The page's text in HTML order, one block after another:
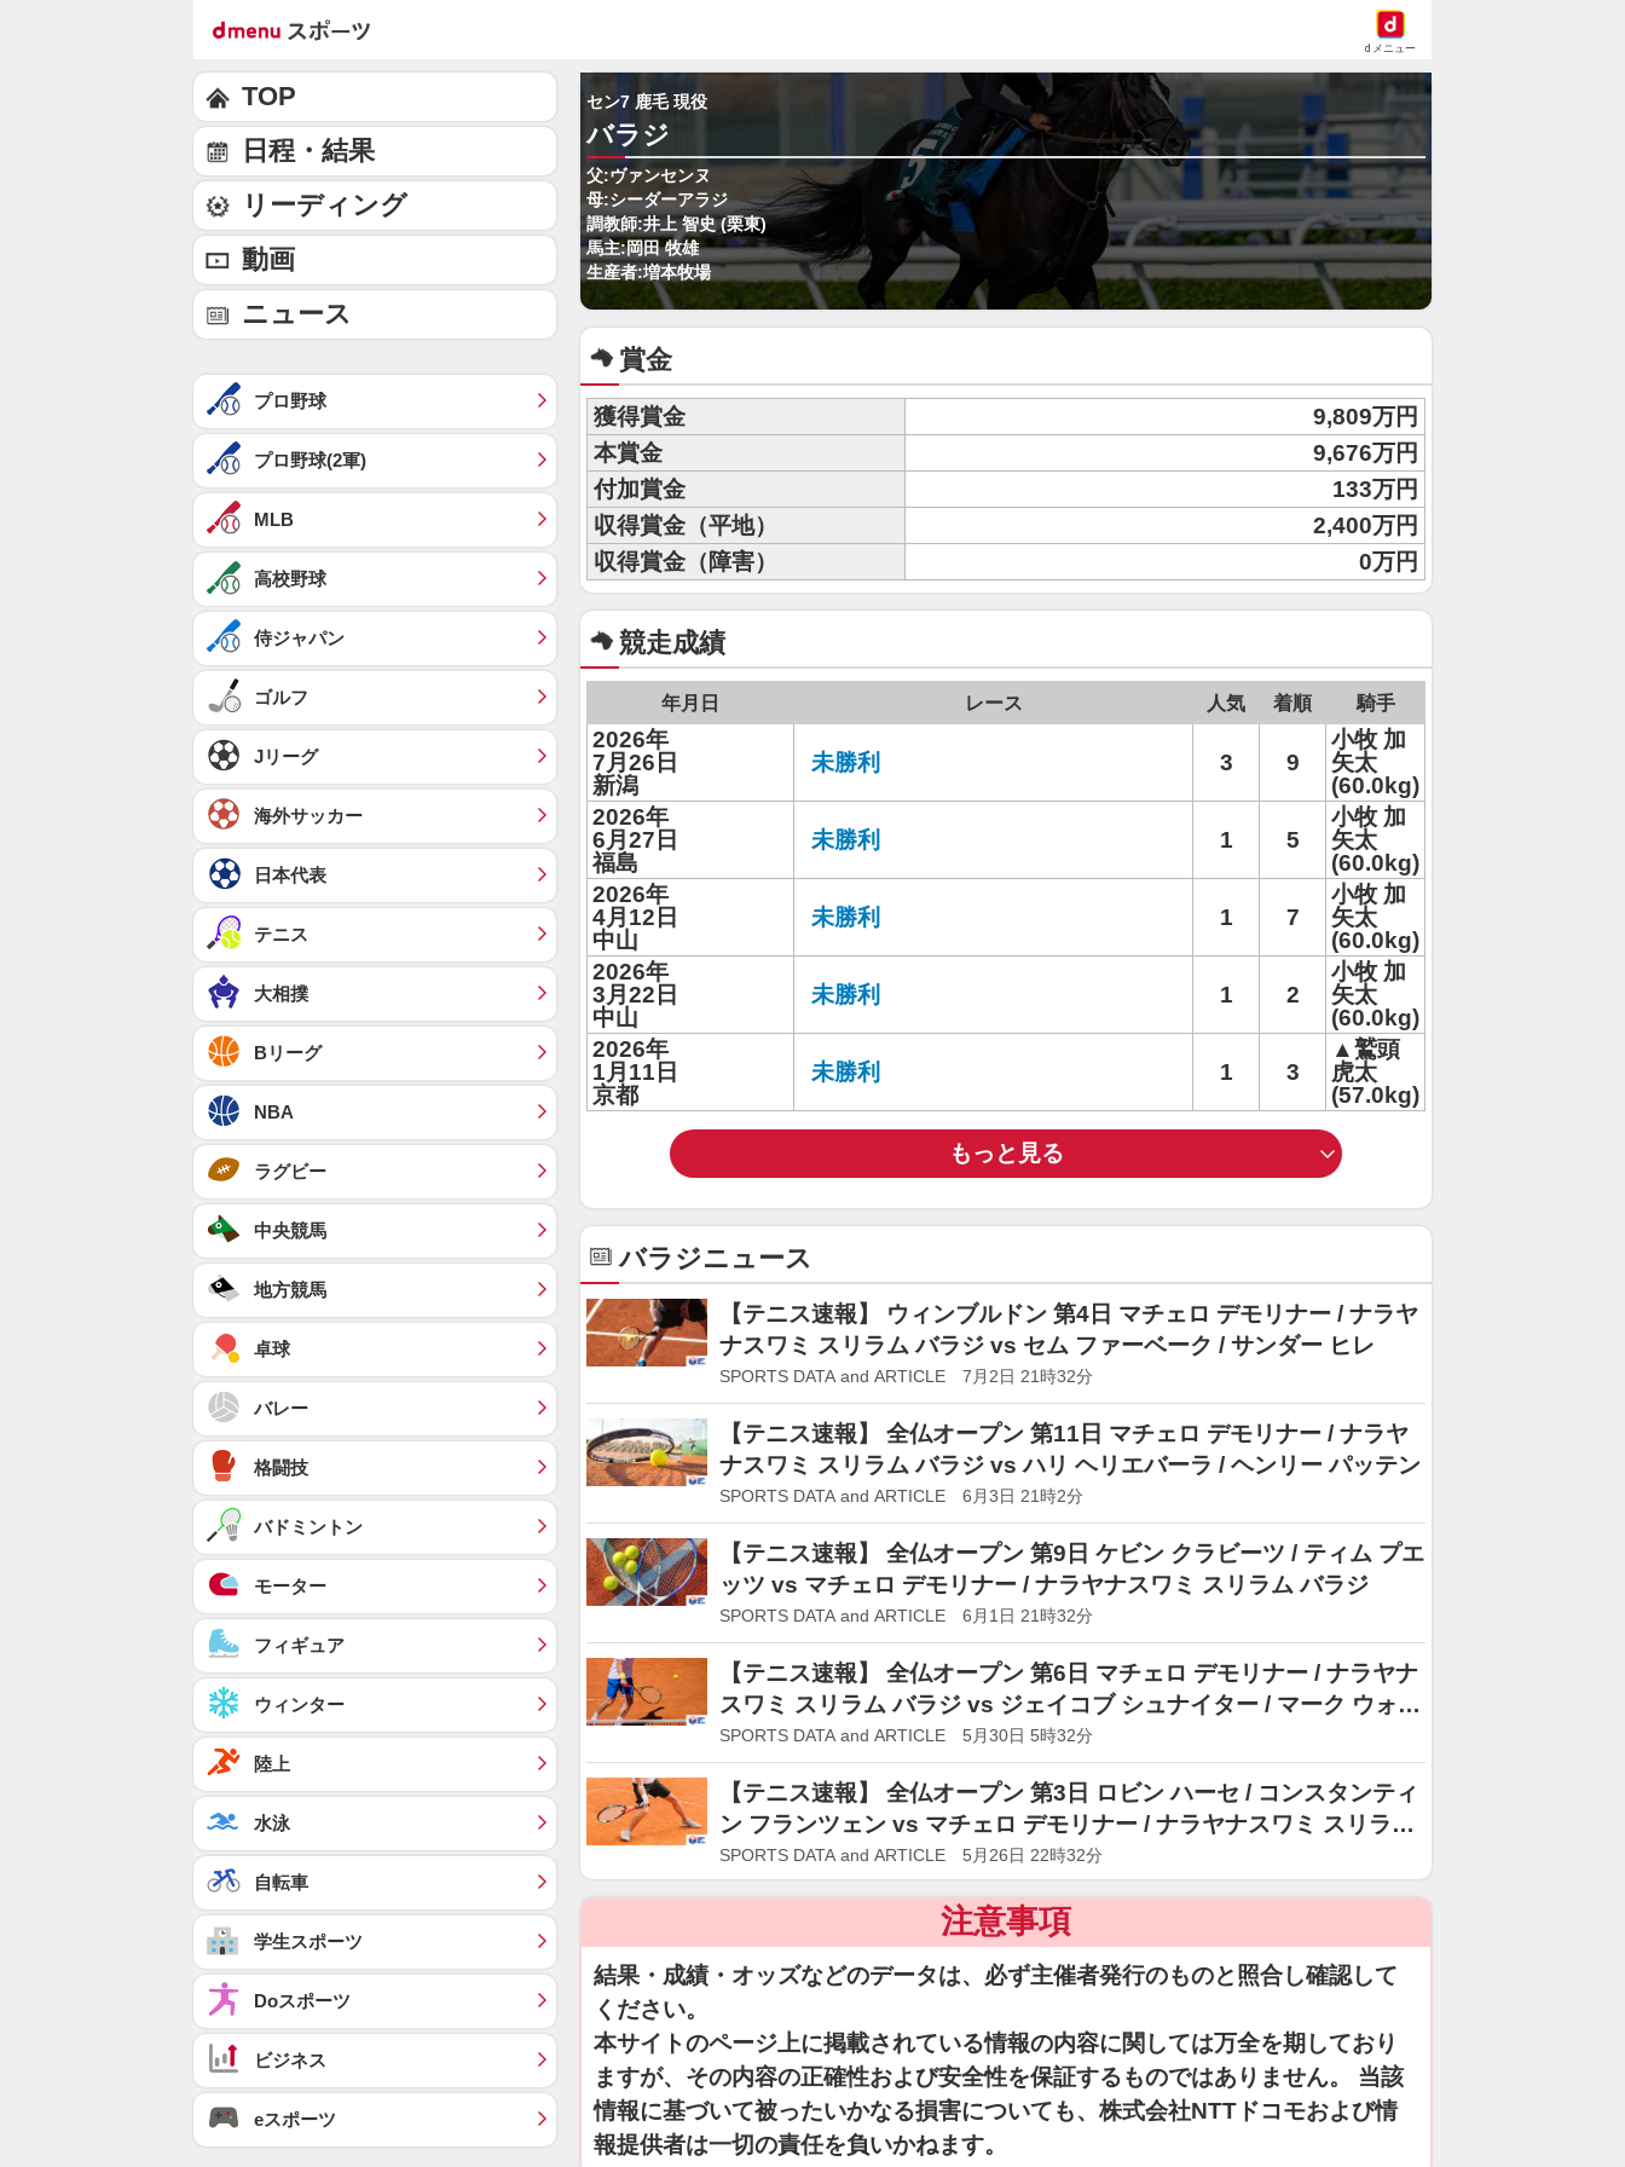
dメニュー
セン7 鹿毛 現役
バラジ
父:ヴァンセンヌ
母:シーダーアラジ
調教師:井上 智史 (栗東)
馬主:岡田 牧雄
生産者:増本牧場
賞金
獲得賞金
9,809万円
本賞金
9,676万円
付加賞金
133万円
収得賞金（平地）
2,400万円
収得賞金（障害）
0万円
競走成績
年月日 レース 人気 着順 騎手
2026年
7月26日
新潟
未勝利 3 9
小牧 加
矢太
(60.0kg)
2026年
6月27日
福島
未勝利 1 5
小牧 加
矢太
(60.0kg)
2026年
4月12日
中山
未勝利 1 7
小牧 加
矢太
(60.0kg)
2026年
3月22日
中山
未勝利 1 2
小牧 加
矢太
(60.0kg)
2026年
1月11日
京都
未勝利 1 3
▲鷲頭
虎太
(57.0kg)
もっと見る
バラジニュース
【テニス速報】 ウィンブルドン 第4日 マチェロ デモリナー / ナラヤ
ナスワミ スリラム バラジ vs セム ファーベーク / サンダー ヒレ
SPORTS DATA and ARTICLE 7月2日 21時32分
【テニス速報】 全仏オープン 第11日 マチェロ デモリナー / ナラヤ
ナスワミ スリラム バラジ vs ハリ ヘリエバーラ / ヘンリー パッテン
SPORTS DATA and ARTICLE 6月3日 21時2分
【テニス速報】 全仏オープン 第9日 ケビン クラビーツ / ティム プエ
ッツ vs マチェロ デモリナー / ナラヤナスワミ スリラム バラジ
SPORTS DATA and ARTICLE 6月1日 21時32分
【テニス速報】 全仏オープン 第6日 マチェロ デモリナー / ナラヤナ
スワミ スリラム バラジ vs ジェイコブ シュナイター / マーク ウォル
ナー
SPORTS DATA and ARTICLE 5月30日 5時32分
【テニス速報】 全仏オープン 第3日 ロビン ハーセ / コンスタンティ
ン フランツェン vs マチェロ デモリナー / ナラヤナスワミ スリラム
バラジ
SPORTS DATA and ARTICLE 5月26日 22時32分
注意事項
結果・成績・オッズなどのデータは、必ず主催者発行のものと照合し確認して
ください。
本サイトのページ上に掲載されている情報の内容に関しては万全を期しており
ますが、その内容の正確性および安全性を保証するものではありません。 当該
情報に基づいて被ったいかなる損害についても、株式会社NTTドコモおよび情
報提供者は一切の責任を負いかねます。
TOP
日程・結果
リーディング
動画
ニュース
プロ野球
プロ野球(2軍)
MLB
高校野球
侍ジャパン
ゴルフ
Jリーグ
海外サッカー
日本代表
テニス
大相撲
Bリーグ
NBA
ラグビー
中央競馬
地方競馬
卓球
バレー
格闘技
バドミントン
モーター
フィギュア
ウィンター
陸上
水泳
自転車
学生スポーツ
Doスポーツ
ビジネス
eスポーツ